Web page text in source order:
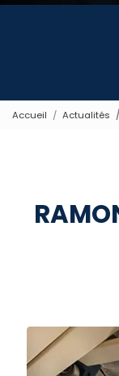
Accueil Actualités